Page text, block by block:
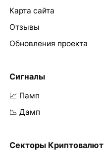
Карта сайта
Отзывы
Обновления проекта
Сигналы
📈 Памп
📉 Дамп
Секторы Криптовалют